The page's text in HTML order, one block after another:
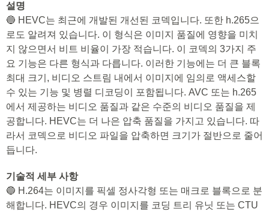
설명
🔵 HEVC는 최근에 개발된 개선된 코덱입니다. 또한 h.265으
로도 알려져 있습니다. 이 형식은 이미지 품질에 영향을 미치
지 않으면서 비트 비율이 가장 적습니다. 이 코덱의 3가지 주
요 기능은 다른 형식과 다릅니다. 이러한 기능에는 더 큰 블록
최대 크기, 비디오 스트림 내에서 이미지에 임의로 액세스할
수 있는 기능 및 병렬 디코딩이 포함됩니다. AVC 또는 h.265
에서 제공하는 비디오 품질과 같은 수준의 비디오 품질을 제
공합니다. HEVC는 더 나은 압축 품질을 가지고 있습니다. 따
라서 코덱으로 비디오 파일을 압축하면 크기가 절반으로 줄어
듭니다.
기술적 세부 사항
🔵 H.264는 이미지를 픽셀 정사각형 또는 매크로 블록으로 분
해합니다. HEVC의 경우 이미지를 코딩 트리 유닛 또는 CTU